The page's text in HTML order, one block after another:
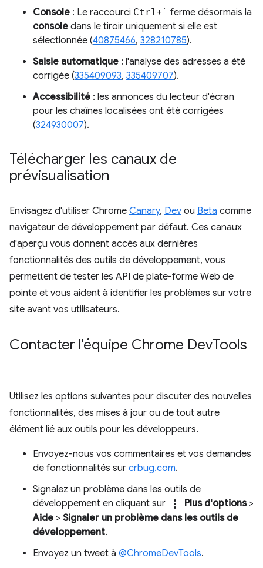
Console : Le raccourci Ctrl+` ferme désormais la
console dans le tiroir uniquement si elle est
sélectionnée (40875466, 328210785).
Saisie automatique : l'analyse des adresses a été
corrigée (335409093, 335409707).
Accessibilité : les annonces du lecteur d'écran
pour les chaînes localisées ont été corrigées
(324930007).
Télécharger les canaux de
prévisualisation
Envisagez d'utiliser Chrome Canary, Dev ou Beta comme
navigateur de développement par défaut. Ces canaux
d'aperçu vous donnent accès aux dernières
fonctionnalités des outils de développement, vous
permettent de tester les API de plate-forme Web de
pointe et vous aident à identifier les problèmes sur votre
site avant vos utilisateurs.
Contacter l'équipe Chrome DevTools
Utilisez les options suivantes pour discuter des nouvelles
fonctionnalités, des mises à jour ou de tout autre
élément lié aux outils pour les développeurs.
Envoyez-nous vos commentaires et vos demandes
de fonctionnalités sur crbug.com.
Signalez un problème dans les outils de
développement en cliquant sur
more_vert Plus d'options>
Aide > Signaler un problème dans les outils de
développement.
Envoyez un tweet à @ChromeDevTools.